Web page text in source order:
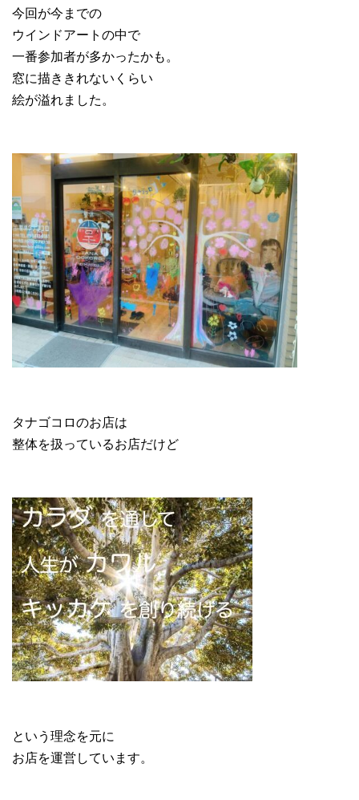
今回が今までの
ウインドアートの中で
一番参加者が多かったかも。
窓に描ききれないくらい
絵が溢れました。
タナゴコロのお店は
整体を扱っているお店だけど
という理念を元に
お店を運営しています。